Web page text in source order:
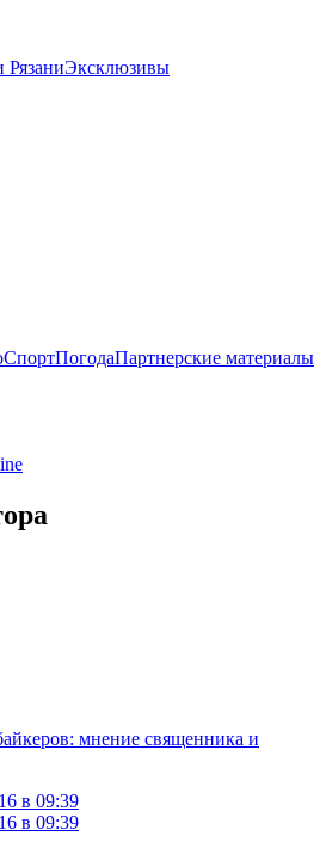
РязаниЭксклюзивы
СпортПогодаПартнерские материалы
мнение священника и
в 09:39
в 09:39